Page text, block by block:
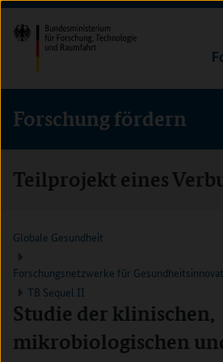
Direkt
zum
Inhalt
(Eingabetaste)
Direkt
zum
Hauptmenu
(Eingabetaste)
Direkt
zur
Suche
(Eingabetaste)
Forschung fördern
Teilprojekt eines
Globale Gesundheit
Forschungsnetzwerke für
TB Sequel II
Studie der klinischen,
mikrobiologischen